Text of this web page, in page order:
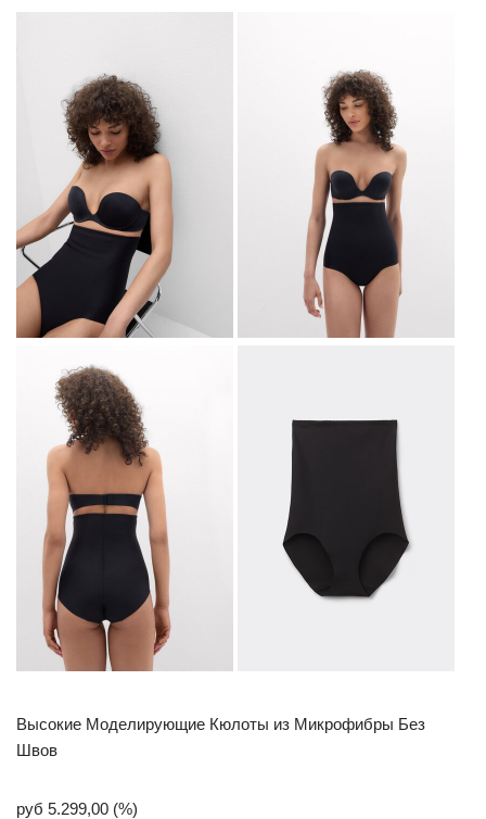
Высокие Моделирующие Кюлоты из Микрофибры Без
Швов
руб 5.299,00 (%)